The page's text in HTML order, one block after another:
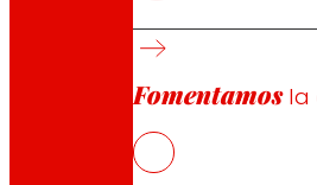
Fomentamosla
EROSKIcerró las cuentas
Durante la primera mitad del
Destaca especialmente la cifra